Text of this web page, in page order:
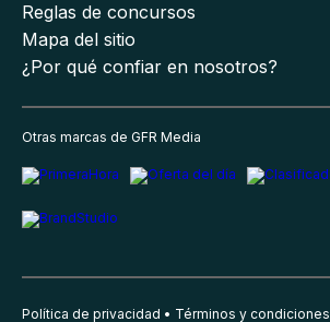
Reglas de concursos
Mapa del sitio
¿Por qué confiar en nosotros?
Otras marcas de GFR Media
Política de privacidad Términos y condiciones